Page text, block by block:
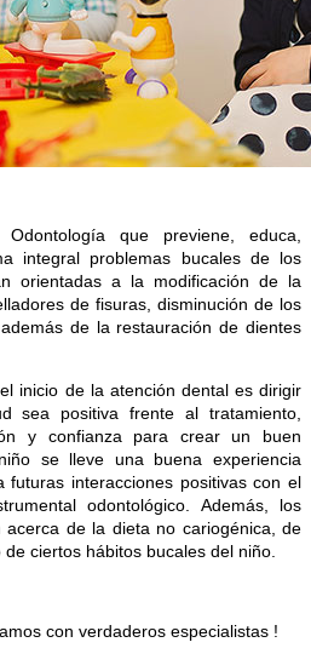
que previene, educa,
integral problemas bucales de los
orientadas a la modificación de la
de fisuras, disminución de los
de la restauración de dientes
inicio de la atención dental es dirigir
sea positiva frente al tratamiento,
y confianza para crear un buen
se lleve una buena experiencia
interacciones positivas con el
odontológico. Además, los
acerca de la dieta no cariogénica, de
ciertos hábitos bucales del niño.
con verdaderos especialistas !